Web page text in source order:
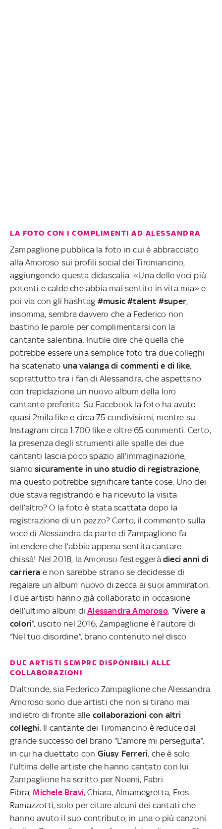
LA FOTO CON I COMPLIMENTI AD ALESSANDRA
Zampaglione pubblica la foto in cui è abbracciato
alla Amoroso sui profili social dei Tiromancino,
aggiungendo questa didascalia: «Una delle voci più
potenti e calde che abbia mai sentito in vita mia» e
poi via con gli hashtag #music #talent #super,
insomma, sembra davvero che a Federico non
bastino le parole per complimentarsi con la
cantante salentina. Inutile dire che quella che
potrebbe essere una semplice foto tra due colleghi
ha scatenato una valanga di commenti e di like,
soprattutto tra i fan di Alessandra, che aspettano
con trepidazione un nuovo album della loro
cantante preferita. Su Facebook la foto ha avuto
quasi 2mila like e circa 75 condivisioni, mentre su
Instagram circa 1.700 like e oltre 65 commenti. Certo,
la presenza degli strumenti alle spalle dei due
cantanti lascia poco spazio all’immaginazione,
siamosicuramente in uno studio di registrazione,
ma questo potrebbe significare tante cose. Uno dei
due stava registrando e ha ricevuto la visita
dell’altro? O la foto è stata scattata dopo la
registrazione di un pezzo? Certo, il commento sulla
voce di Alessandra da parte di Zampaglione fa
intendere che l’abbia appena sentita cantare…
chissà! Nel 2018, la Amoroso festeggerà dieci anni di
carriera e non sarebbe strano se decidesse di
regalare un album nuovo di zecca ai suoi ammiratori.
I due artisti hanno già collaborato in occasione
dell’ultimo album diAlessandra Amoroso, “Vivere a
colori”, uscito nel 2016, Zampaglione è l’autore di
“Nel tuo disordine”, brano contenuto nel disco.
DUE ARTISTI SEMPRE DISPONIBILI ALLE
COLLABORAZIONI
D’altronde, sia Federico Zampaglione che Alessandra
Amoroso sono due artisti che non si tirano mai
indietro di fronte alle collaborazioni con altri
colleghi. Il cantante dei Tiromancino è reduce dal
grande successo del brano “L’amore mi perseguita”,
in cui ha duettato con Giusy Ferreri, che è solo
l’ultima delle artiste che hanno cantato con lui.
Zampaglione ha scritto per Noemi, Fabri
Fibra,Michele Bravi, Chiara, Almamegretta, Eros
Ramazzotti, solo per citare alcuni dei cantati che
hanno avuto il suo contributo, in una o più canzoni.